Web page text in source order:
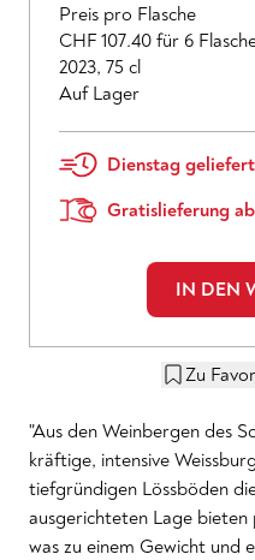
Preis pro Flasche
CHF 107.40 für 6
2023, 75 cl
Auf Lager
Dienstag geliefert
Gratislieferung
IN DEN
Zu
"Aus den Weinbergen des
kräftige, intensive
tiefgründigen Lössböden
ausgerichteten Lage
was zu einem Gewicht und